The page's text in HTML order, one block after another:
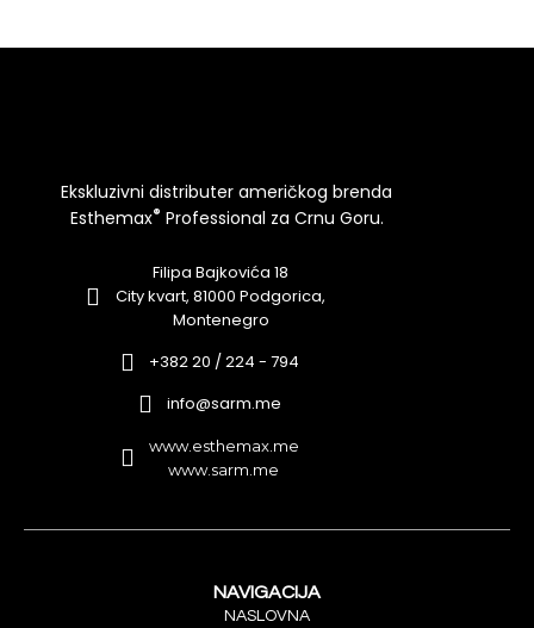
Ekskluzivni distributer američkog brenda
Esthemax® Professional za Crnu Goru.
Filipa Bajkovića 18
City kvart, 81000 Podgorica,
Montenegro
+382 20 / 224 - 794
info@sarm.me
www.esthemax.me
www.sarm.me
NAVIGACIJA
NASLOVNA